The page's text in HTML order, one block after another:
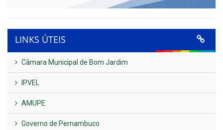
LINKS ÚTEIS
Câmara Municipal de Bom Jardim
IPVEL
AMUPE
Governo de Pernambuco